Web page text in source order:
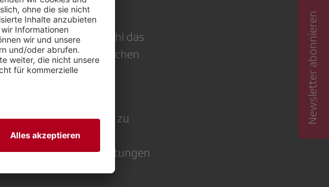
er dieses Jahr wohl das
Kürze des statutarischen
um hohe Erwartungen zu
den letzten Jahren
problemlos, die Erwartungen
Newsletter abonnieren